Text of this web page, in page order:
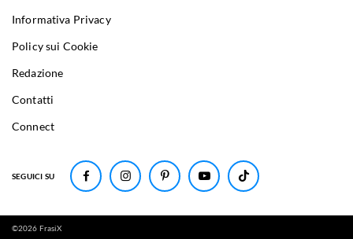
SEGUICI SU
Informativa Privacy
Policy sui Cookie
Redazione
Contatti
Connect
©2026 FrasiX